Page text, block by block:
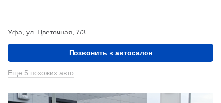
Уфа, ул. Цветочная, 7/3
Позвонить в автосалон
Еще 5 похожих авто